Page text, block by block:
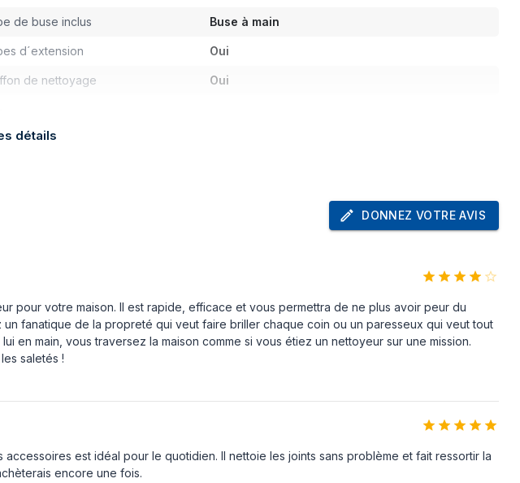
de buse inclus Buse à main
d´extension Oui
de nettoyage Oui
enfant
et nettoyage
de vapeur 3,5 bar
détails
DONNEZ VOTRE AVIS
pour votre maison. Il est rapide, efficace et vous permettra de ne plus avoir peur du
fanatique de la propreté qui veut faire briller chaque coin ou un paresseux qui veut tout
en main, vous traversez la maison comme si vous étiez un nettoyeur sur une mission.
saletés !
est idéal pour le quotidien. Il nettoie les joints sans problème et fait ressortir la
encore une fois.